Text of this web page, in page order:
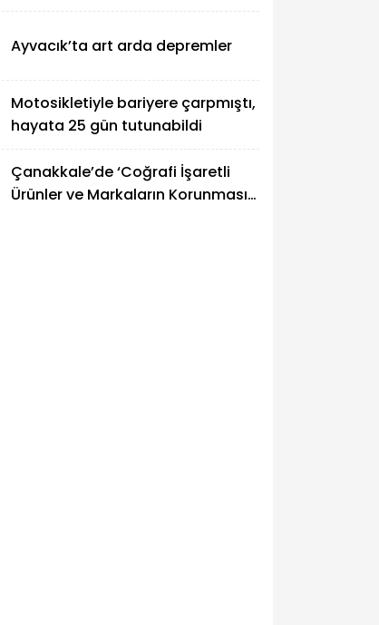
Ayvacık’ta art arda depremler
Motosikletiyle bariyere çarpmıştı,
hayata 25 gün tutunabildi
Çanakkale’de ‘Coğrafi İşaretli
Ürünler ve Markaların Korunması’